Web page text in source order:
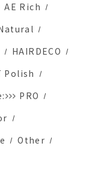
AE Rich
HAIRDECO
Polish
PRO
Other